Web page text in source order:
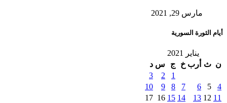
مارس 29, 2021
أيام الثورة السورية
يناير 2021
ن ث أرب خ ج س د
1
2
3
4
5
6
7
8
9
10
11
12
13
14
15
16
17